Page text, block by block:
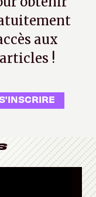
aux
articles !
S'INSCRIRE